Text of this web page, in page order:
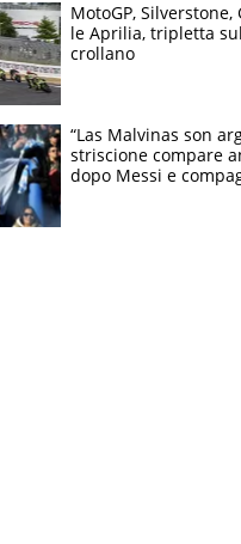
MotoGP,
le Aprilia, tripletta
crollano
“Las Malvinas son
striscione compare
dopo Messi e